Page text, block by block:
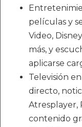
películas y
Video,
más, y
aplicarse
Televisión
directo,
Atresplayer,
contenido